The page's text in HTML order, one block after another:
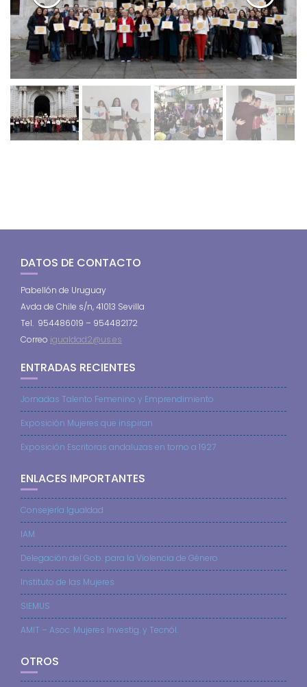
DATOS DE CONTACTO
Pabellón de Uruguay
Avda de Chile s/n, 41013 Sevilla
Tel. 954486019 – 954482172
Correo igualdad2@us.es
ENTRADAS RECIENTES
Jornadas Talento Femenino y Emprendimiento
Exposición Mujeres que inspiran
Exposición Escritoras andaluzas en torno a 1927
ENLACES IMPORTANTES
Consejería Igualdad
IAM
Delegación del Gob. para la Violencia de Género
Instituto de las Mujeres
SIEMUS
AMIT – Asoc. Mujeres Investig. y Tecnól.
OTROS